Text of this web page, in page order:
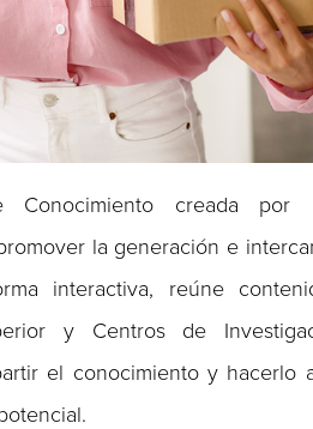
creada por
la generación e
interactiva, reúne
y Centros de
el conocimiento y hacerlo